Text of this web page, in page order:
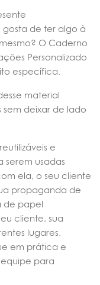
de ter algo à
O Caderno
Personalizado
específica.
material
deixar de lado
e
usadas
ela, o seu cliente
propaganda de
de papel
cliente, sua
lugares.
em prática e
para